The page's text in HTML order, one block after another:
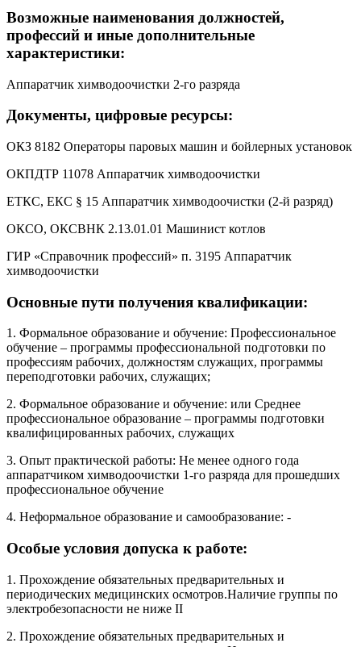
Возможные наименования должностей,
профессий и иные дополнительные
характеристики:
Аппаратчик химводоочистки 2‑го разряда
Документы, цифровые ресурсы:
ОКЗ 8182 Операторы паровых машин и бойлерных установок
ОКПДТР 11078 Аппаратчик химводоочистки
ЕТКС, ЕКС § 15 Аппаратчик химводоочистки (2-й разряд)
ОКСО, ОКСВНК 2.13.01.01 Машинист котлов
ГИР «Справочник профессий» п. 3195 Аппаратчик
химводоочистки
Основные пути получения квалификации:
1. Формальное образование и обучение: Профессиональное
обучение – программы профессиональной подготовки по
профессиям рабочих, должностям служащих, программы
переподготовки рабочих, служащих;
2. Формальное образование и обучение: или Среднее
профессиональное образование – программы подготовки
квалифицированных рабочих, служащих
3. Опыт практической работы: Не менее одного года
аппаратчиком химводоочистки 1-го разряда для прошедших
профессиональное обучение
4. Неформальное образование и самообразование: -
Особые условия допуска к работе:
1. Прохождение обязательных предварительных и
периодических медицинских осмотров.Наличие группы по
электробезопасности не ниже II
2. Прохождение обязательных предварительных и